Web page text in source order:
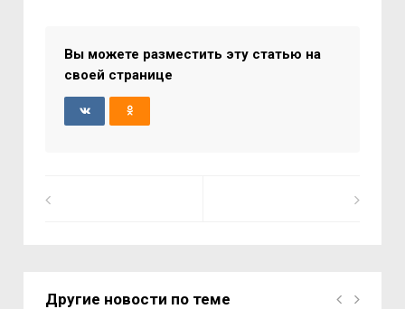
Вы можете разместить эту статью на
своей странице
Другие новости по теме